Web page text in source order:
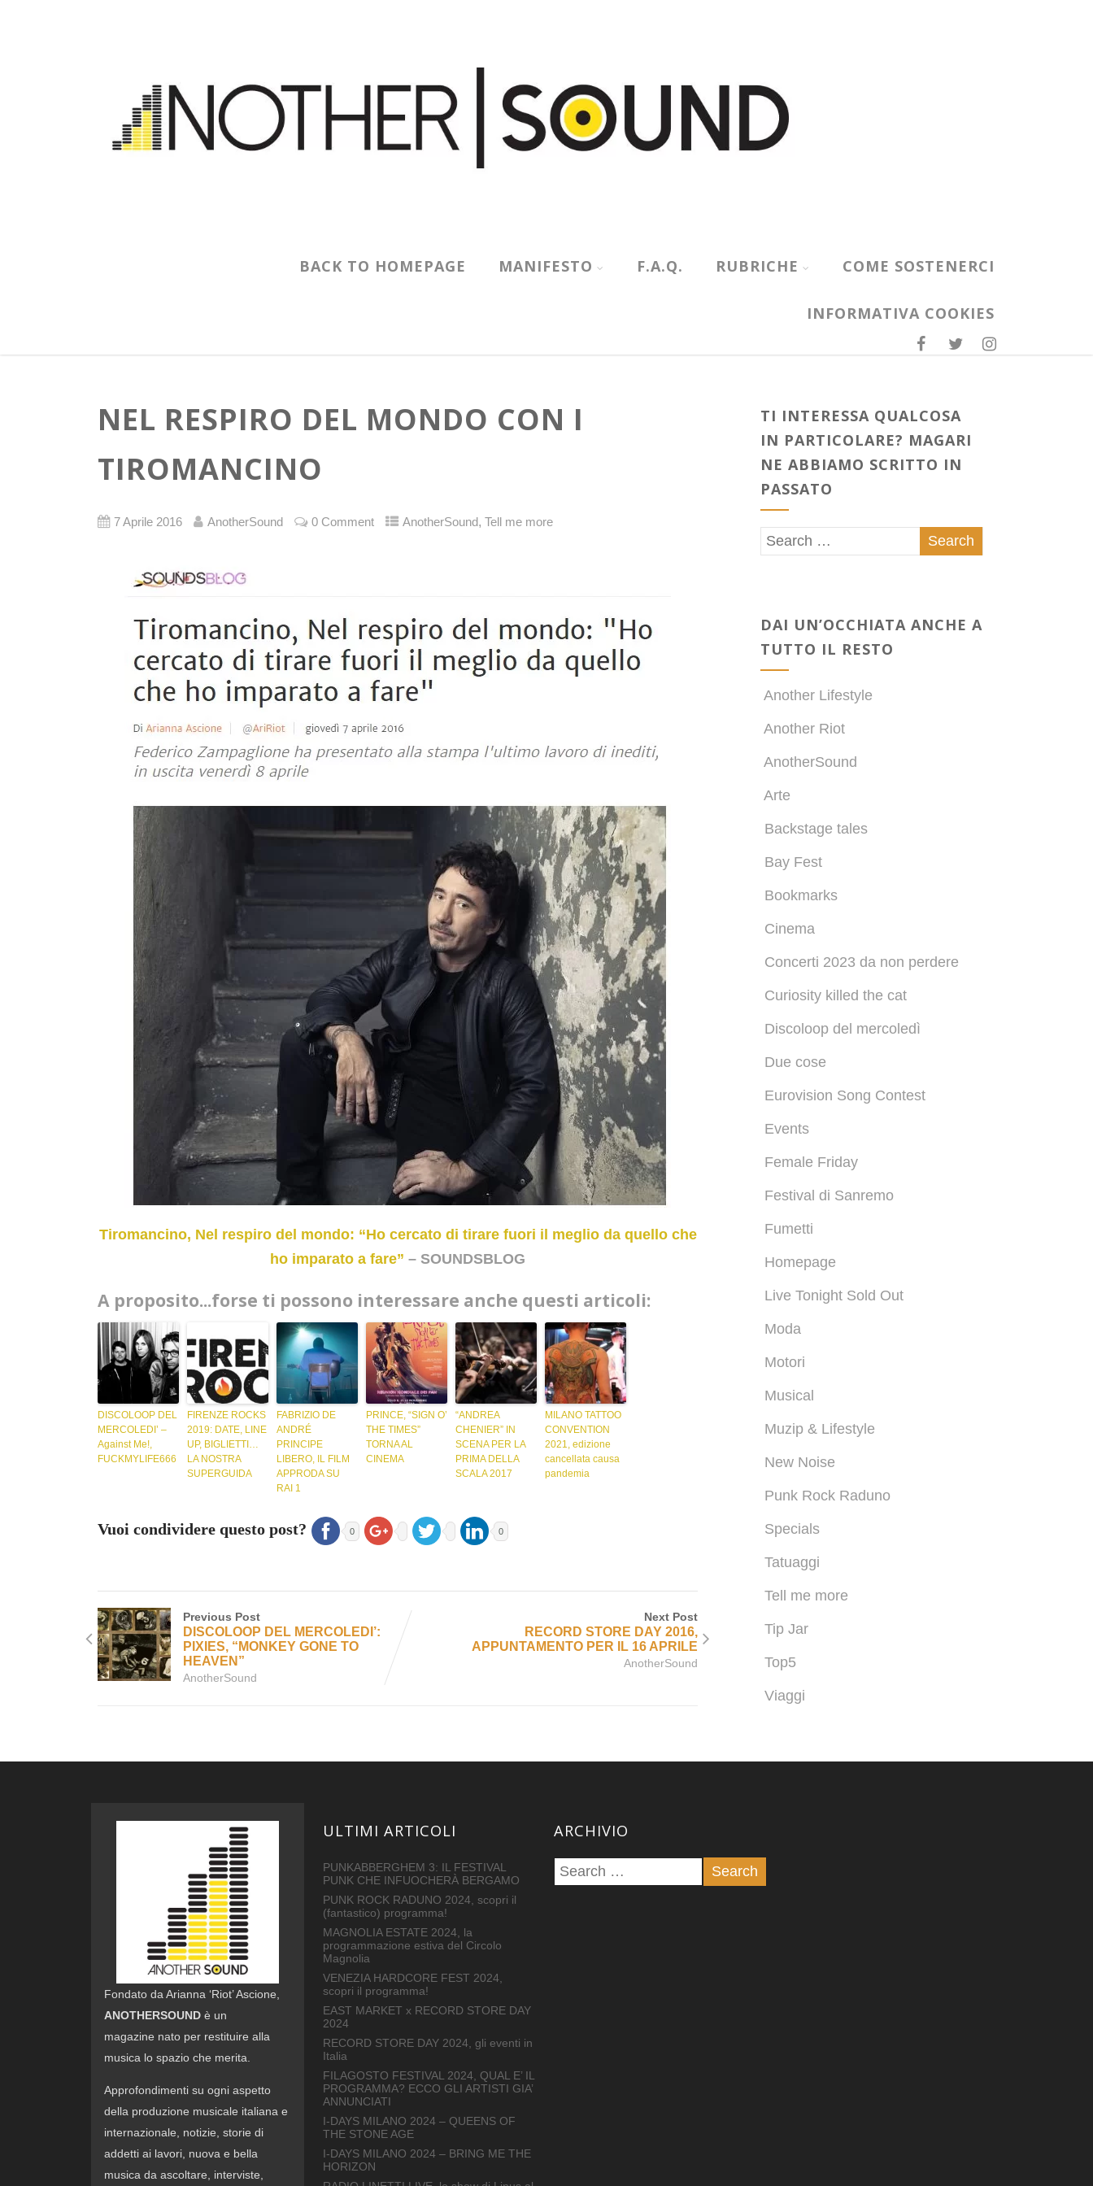
BACK TO HOMEPAGE MANIFESTO F.A.Q. RUBRICHE COME SOSTENERCI
INFORMATIVA COOKIES
NEL RESPIRO DEL MONDO CON I
TIROMANCINO
7 Aprile 2016 AnotherSound 0 Comment AnotherSound ,Tell me more
Tiromancino, Nel respiro del mondo: “Ho cercato di tirare fuori il meglio da quello che
ho imparato a fare” – SOUNDSBLOG
A proposito...forse ti possono interessare anche questi articoli:
DISCOLOOP DEL
MERCOLEDI’ –
Against Me!,
FUCKMYLIFE666
FIRENZE ROCKS
2019: DATE, LINE
UP, BIGLIETTI…
LA NOSTRA
SUPERGUIDA
FABRIZIO DE
ANDRÉ
PRINCIPE
LIBERO, IL FILM
APPRODA SU
RAI 1
PRINCE, “SIGN O’
THE TIMES”
TORNA AL
CINEMA
“ANDREA
CHENIER” IN
SCENA PER LA
PRIMA DELLA
SCALA 2017
MILANO TATTOO
CONVENTION
2021, edizione
cancellata causa
pandemia
Vuoi condividere questo post? 0 0
Previous Post
DISCOLOOP DEL MERCOLEDI’:
PIXIES, “MONKEY GONE TO
HEAVEN”
AnotherSound
Next Post
RECORD STORE DAY 2016,
APPUNTAMENTO PER IL 16 APRILE
AnotherSound
TI INTERESSA QUALCOSA
IN PARTICOLARE? MAGARI
NE ABBIAMO SCRITTO IN
PASSATO
DAI UN’OCCHIATA ANCHE A
TUTTO IL RESTO
Another Lifestyle
Another Riot
AnotherSound
Arte
Backstage tales
Bay Fest
Bookmarks
Cinema
Concerti 2023 da non perdere
Curiosity killed the cat
Discoloop del mercoledì
Due cose
Eurovision Song Contest
Events
Female Friday
Festival di Sanremo
Fumetti
Homepage
Live Tonight Sold Out
Moda
Motori
Musical
Muzip & Lifestyle
New Noise
Punk Rock Raduno
Specials
Tatuaggi
Tell me more
Tip Jar
Top5
Viaggi
Fondato da Arianna ‘Riot’ Ascione,
ANOTHERSOUNDè un
magazine nato per restituire alla
musica lo spazio che merita.
Approfondimenti su ogni aspetto
della produzione musicale italiana e
internazionale, notizie, storie di
addetti ai lavori, nuova e bella
musica da ascoltare, interviste,
ULTIMI ARTICOLI
PUNKABBERGHEM 3: IL FESTIVAL
PUNK CHE INFUOCHERÀ BERGAMO
PUNK ROCK RADUNO 2024, scopri il
(fantastico) programma!
MAGNOLIA ESTATE 2024, la
programmazione estiva del Circolo
Magnolia
VENEZIA HARDCORE FEST 2024,
scopri il programma!
EAST MARKET x RECORD STORE DAY
2024
RECORD STORE DAY 2024, gli eventi in
Italia
FILAGOSTO FESTIVAL 2024, QUAL E’ IL
PROGRAMMA? ECCO GLI ARTISTI GIA’
ANNUNCIATI
I-DAYS MILANO 2024 – QUEENS OF
THE STONE AGE
I-DAYS MILANO 2024 – BRING ME THE
HORIZON
ARCHIVIO